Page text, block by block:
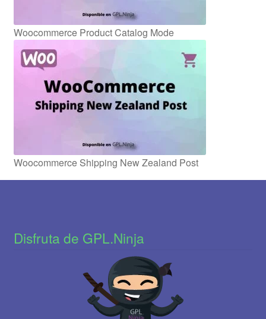
Woocommerce Product Catalog Mode
Woocommerce Shipping New Zealand Post
Disfruta de GPL.Ninja